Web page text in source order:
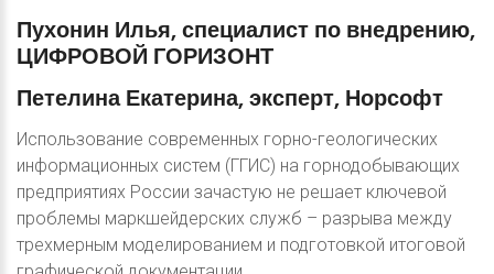
Пухонин Илья,специалист по внедрению,
ЦИФРОВОЙ ГОРИЗОНТ
Петелина Екатерина,эксперт, Норсофт
Использование современных горно-геологических
информационных систем (ГГИС) на горнодобывающих
предприятиях России зачастую не решает ключевой
проблемы маркшейдерских служб – разрыва между
трехмерным моделированием и подготовкой итоговой